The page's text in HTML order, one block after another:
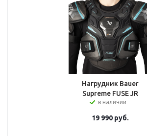
Нагрудник Bauer
Supreme FUSE JR
в наличии
19 990руб.